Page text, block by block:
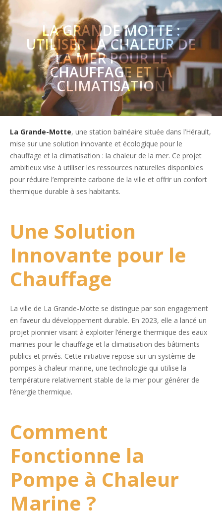
LA GRANDE MOTTE :
UTILISER LA CHALEUR DE
LA MER POUR LE
CHAUFFAGE ET LA
CLIMATISATION
La Grande-Motte, une station balnéaire située dans l’Hérault,
mise sur une solution innovante et écologique pour le
chauffage et la climatisation : la chaleur de la mer. Ce projet
ambitieux vise à utiliser les ressources naturelles disponibles
pour réduire l’empreinte carbone de la ville et offrir un confort
thermique durable à ses habitants.
Une Solution
Innovante pour le
Chauffage
La ville de La Grande-Motte se distingue par son engagement
en faveur du développement durable. En 2023, elle a lancé un
projet pionnier visant à exploiter l’énergie thermique des eaux
marines pour le chauffage et la climatisation des bâtiments
publics et privés. Cette initiative repose sur un système de
pompes à chaleur marine, une technologie qui utilise la
température relativement stable de la mer pour générer de
l’énergie thermique.
Comment
Fonctionne la
Pompe à Chaleur
Marine ?